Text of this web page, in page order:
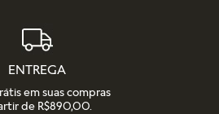
ENTREGA
em suas compras
de R$890,00.